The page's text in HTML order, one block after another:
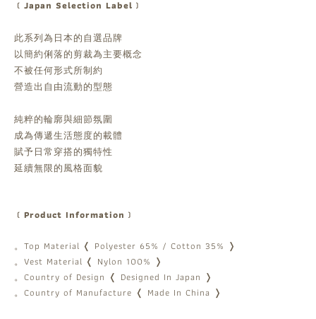
﹝Japan Selection Label﹞
此系列為日本的自選品牌
以簡約俐落的剪裁為主要概念
不被任何形式所制約
營造出自由流動的型態
純粹的輪廓與細節氛圍
成為傳遞生活態度的載體
賦予日常穿搭的獨特性
延續無限的風格面貌
﹝Product Information﹞
。Top Material ❬ Polyester 65% / Cotton 35% ❭
。Vest Material ❬ Nylon 100% ❭
。Country of Design ❬ Designed In Japan ❭
。Country of Manufacture ❬ Made In China ❭